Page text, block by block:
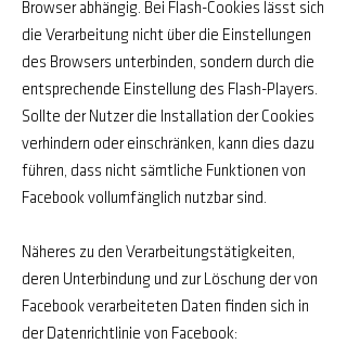
Browser abhängig. Bei Flash-Cookies lässt sich
die Verarbeitung nicht über die Einstellungen
des Browsers unterbinden, sondern durch die
entsprechende Einstellung des Flash-Players.
Sollte der Nutzer die Installation der Cookies
verhindern oder einschränken, kann dies dazu
führen, dass nicht sämtliche Funktionen von
Facebook vollumfänglich nutzbar sind.
Näheres zu den Verarbeitungstätigkeiten,
deren Unterbindung und zur Löschung der von
Facebook verarbeiteten Daten finden sich in
der Datenrichtlinie von Facebook: